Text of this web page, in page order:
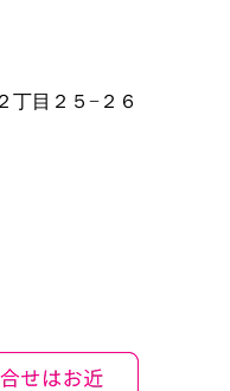
丁目２５−２６